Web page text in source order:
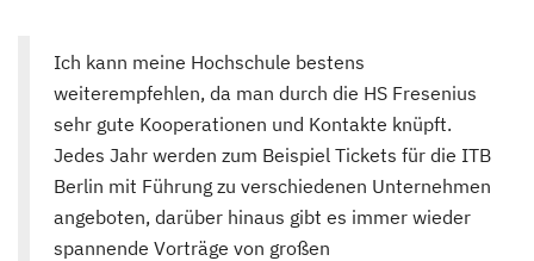
Ich kann meine Hochschule bestens
weiterempfehlen, da man durch die HS Fresenius
sehr gute Kooperationen und Kontakte knüpft.
Jedes Jahr werden zum Beispiel Tickets für die ITB
Berlin mit Führung zu verschiedenen Unternehmen
angeboten, darüber hinaus gibt es immer wieder
spannende Vorträge von großen